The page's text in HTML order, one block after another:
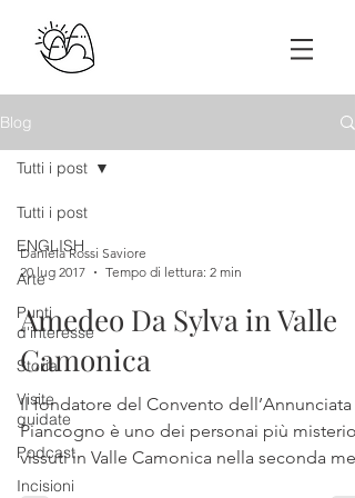
Blog
Tutti i post
ENGLISH
Arte
Punti
d'interesse
Storia
Visite
guidate
Podcast
Incisioni
Tutti i post
Daniela Rossi Saviore
20 lug 2017
Tempo di lettura: 2 min
Amedeo Da Sylva in Valle
Camonica
Il fondatore del Convento dell’Annunciata a
Piancogno è uno dei personai più
vissuti in Valle Camonica nella seconda
del...